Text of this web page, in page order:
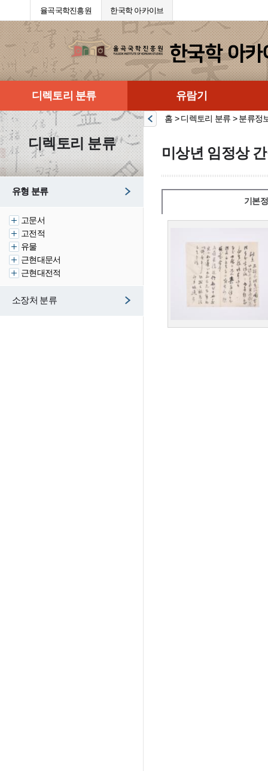
율곡국학진흥원 한국학 아카이브
디렉토리 분류 유람기
디렉토리 분류
유형 분류
고문서
고전적
유물
근현대문서
근현대전적
소장처 분류
홈 > 디렉토리 분류 > 분류정
미상년 임정상
기본